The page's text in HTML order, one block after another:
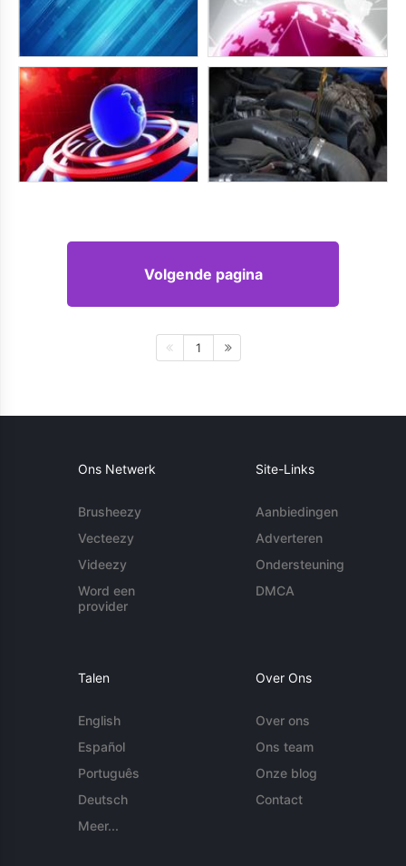
Volgende pagina
1
Ons Netwerk
Brusheezy
Vecteezy
Videezy
Word een
provider
Site-Links
Aanbiedingen
Adverteren
Ondersteuning
DMCA
Talen
English
Español
Português
Deutsch
Meer...
Over Ons
Over ons
Ons team
Onze blog
Contact